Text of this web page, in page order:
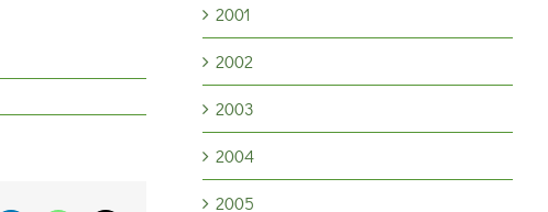
2001
2002
2003
2004
2005